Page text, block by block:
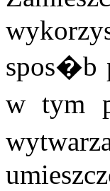
spos�b
w tym